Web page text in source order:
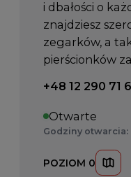
i dbałości o
znajdziesz
zegarków, a
pierścionków
Telefon
+48 12 290 71
Otwarte
Godziny otwarcia:
POZIOM 0